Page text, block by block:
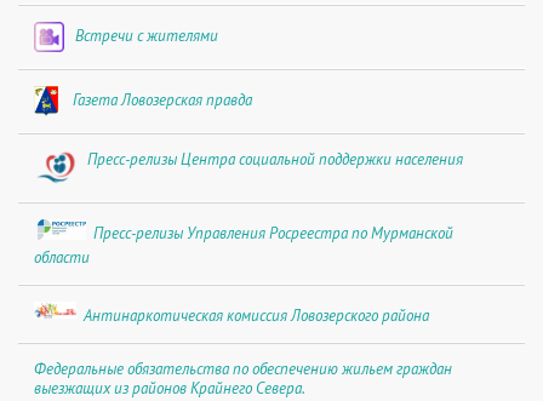
Встречи с жителями
Газета Ловозерская правда
Пресс-релизы Центра социальной поддержки населения
Пресс-релизы Управления Росреестра по Мурманской
области
Антинаркотическая комиссия Ловозерского района
Федеральные обязательства по обеспечению жильем граждан
выезжащих из районов Крайнего Севера.